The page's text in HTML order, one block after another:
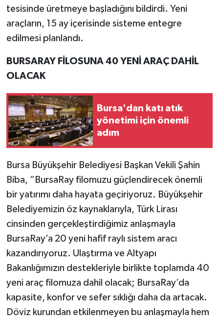
tesisinde üretmeye başladığını bildirdi. Yeni
araçların, 15 ay içerisinde sisteme entegre
edilmesi planlandı.
BURSARAY FİLOSUNA 40 YENİ ARAÇ DAHİL
OLACAK
Bursa'dan katı atık
yönetimi için önemli
adım
Bursa Büyükşehir Belediyesi Başkan Vekili Şahin
Biba, “BursaRay filomuzu güçlendirecek önemli
bir yatırımı daha hayata geçiriyoruz. Büyükşehir
Belediyemizin öz kaynaklarıyla, Türk Lirası
cinsinden gerçekleştirdiğimiz anlaşmayla
BursaRay’a 20 yeni hafif raylı sistem aracı
kazandırıyoruz. Ulaştırma ve Altyapı
Bakanlığımızın destekleriyle birlikte toplamda 40
yeni araç filomuza dahil olacak; BursaRay’da
kapasite, konfor ve sefer sıklığı daha da artacak.
Döviz kurundan etkilenmeyen bu anlaşmayla hem